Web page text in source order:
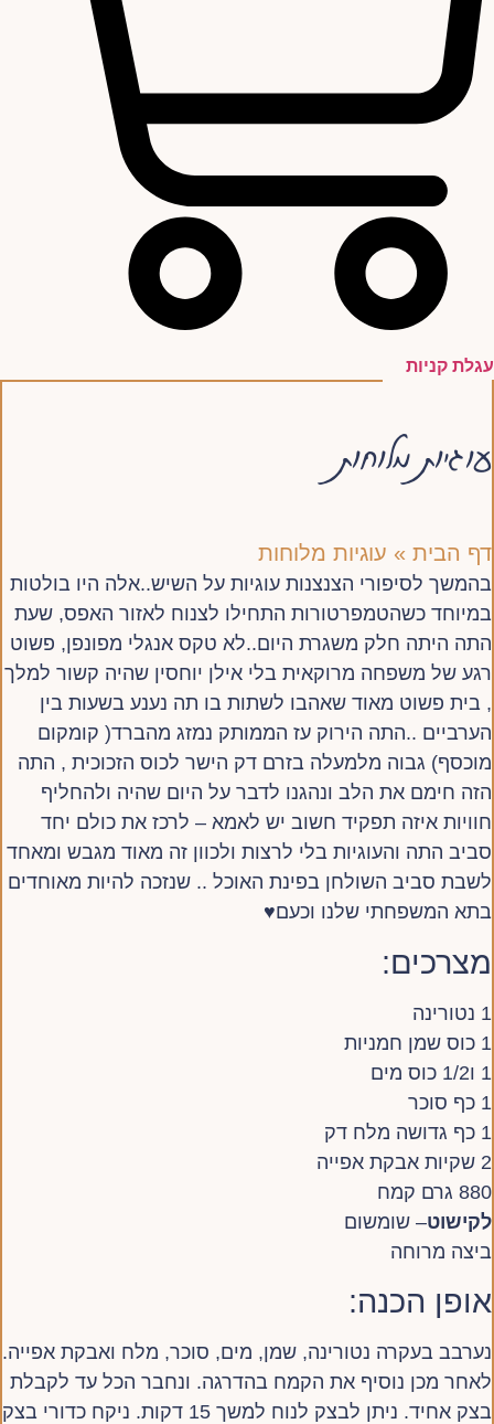
עגלת קניות
עוגיות מלוחות
דף הבית » עוגיות מלוחות
בהמשך לסיפורי הצנצנות עוגיות על השיש..אלה היו בולטות
במיוחד כשהטמפרטורות התחילו לצנוח לאזור האפס, שעת
התה היתה חלק משגרת היום..לא טקס אנגלי מפונפן, פשוט
רגע של משפחה מרוקאית בלי אילן יוחסין שהיה קשור למלך
, בית פשוט מאוד שאהבו לשתות בו תה נענע בשעות בין
הערביים ..התה הירוק עז הממותק נמזג מהברד( קומקום
מוכסף) גבוה מלמעלה בזרם דק הישר לכוס הזכוכית , התה
הזה חימם את הלב ונהגנו לדבר על היום שהיה ולהחליף
חוויות איזה תפקיד חשוב יש לאמא – לרכז את כולם יחד
סביב התה והעוגיות בלי לרצות ולכוון זה מאוד מגבש ומאחד
לשבת סביב השולחן בפינת האוכל .. שנזכה להיות מאוחדים
בתא המשפחתי שלנו וכעם♥️
מצרכים:
1 נטורינה
1 כוס שמן חמניות
1 ו1/2 כוס מים
1 כף סוכר
1 כף גדושה מלח דק
2 שקיות אבקת אפייה
880 גרם קמח
לקישוט– שומשום
ביצה מרוחה
אופן הכנה:
נערבב בעקרה נטורינה, שמן, מים, סוכר, מלח ואבקת אפייה.
לאחר מכן נוסיף את הקמח בהדרגה. ונחבר הכל עד לקבלת
בצק אחיד. ניתן לבצק לנוח למשך 15 דקות. ניקח כדורי בצק